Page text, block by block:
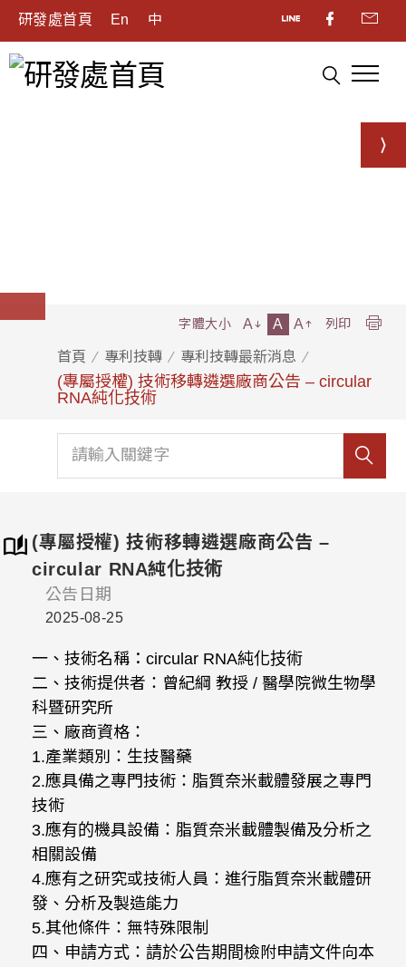
研發處首頁 En 中
首頁 專利技轉 專利技轉最新消息
(專屬授權) 技術移轉遴選廠商公告 – circular
RNA純化技術
字體大小 A A A 列印
(專屬授權) 技術移轉遴選廠商公告 –
circular RNA純化技術
公告日期
2025-08-25
一、技術名稱：circular RNA純化技術
二、技術提供者：曾紀綱 教授 / 醫學院微生物學
科暨研究所
三、廠商資格：
1.產業類別：生技醫藥
2.應具備之專門技術：脂質奈米載體發展之專門
技術
3.應有的機具設備：脂質奈米載體製備及分析之
相關設備
4.應有之研究或技術人員：進行脂質奈米載體研
發、分析及製造能力
5.其他條件：無特殊限制
四、申請方式：請於公告期間檢附申請文件向本